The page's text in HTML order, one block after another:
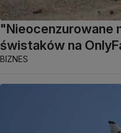
"Nieocenzurowane
świstaków na
BIZNES